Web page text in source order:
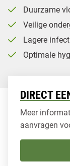
Duurzame
Veilige
Lagere
Optimale
DIRECT
Meer
aanvragen